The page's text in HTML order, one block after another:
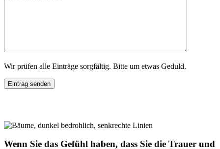
Wir prüfen alle Einträge sorgfältig. Bitte um etwas Geduld.
Wenn Sie das Gefühl haben, dass Sie die Trauer und